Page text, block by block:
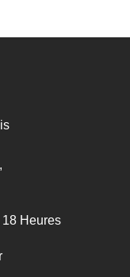
Heures